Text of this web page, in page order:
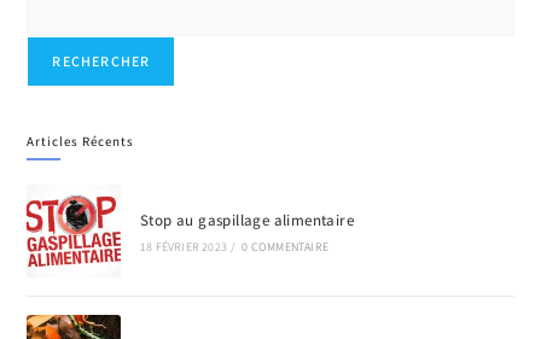
RECHERCHER
Articles Récents
Stop au gaspillage alimentaire
18 FÉVRIER 2023 / 0 COMMENTAIRE